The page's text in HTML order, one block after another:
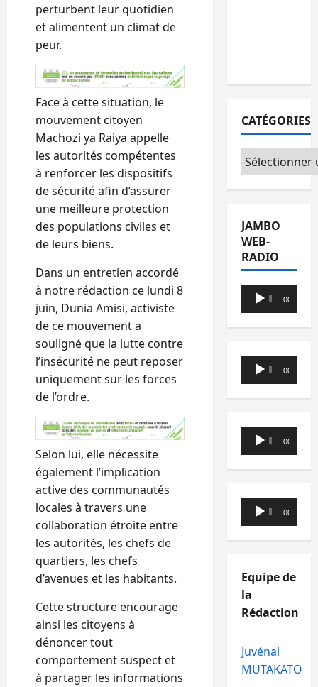
perturbent leur quotidien
et alimentent un climat de
peur.
Face à cette situation, le
mouvement citoyen
Machozi ya Raiya appelle
les autorités compétentes
à renforcer les dispositifs
de sécurité afin d’assurer
une meilleure protection
des populations civiles et
de leurs biens.
Dans un entretien accordé
à notre rédaction ce lundi 8
juin, Dunia Amisi, activiste
de ce mouvement a
souligné que la lutte contre
l’insécurité ne peut reposer
uniquement sur les forces
de l’ordre.
Selon lui, elle nécessite
également l’implication
active des communautés
locales à travers une
collaboration étroite entre
les autorités, les chefs de
quartiers, les chefs
d’avenues et les habitants.
Cette structure encourage
ainsi les citoyens à
dénoncer tout
comportement suspect et
à partager les informations
CATÉGORIES
Catégories
JAMBO
WEB-
RADIO
Lecteur
audio
00:00 00:00
Lecteur
audio
00:00 00:00
Lecteur
audio
00:00 00:00
Lecteur
audio
00:00 00:00
Equipe de
la
Rédaction
Juvénal
MUTAKATO